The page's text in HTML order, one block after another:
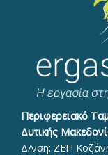
Περιφερειακό
Δυτικής
Δ/νση: ΖΕΠ